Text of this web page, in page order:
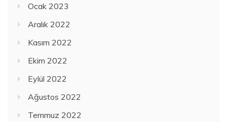
Ocak 2023
Aralık 2022
Kasım 2022
Ekim 2022
Eylül 2022
Ağustos 2022
Temmuz 2022